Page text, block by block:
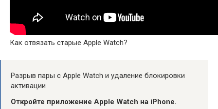
Как отвязать старые Apple Watch?
Разрыв пары с Apple Watch и удаление блокировки
активации
Откройте приложение Apple Watch на iPhone.